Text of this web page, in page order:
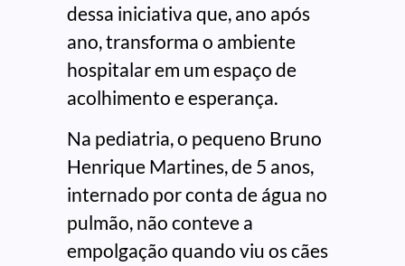
dessa iniciativa que, ano após
ano, transforma o ambiente
hospitalar em um espaço de
acolhimento e esperança.
Na pediatria, o pequeno Bruno
Henrique Martines, de 5 anos,
internado por conta de água no
pulmão, não conteve a
empolgação quando viu os cães